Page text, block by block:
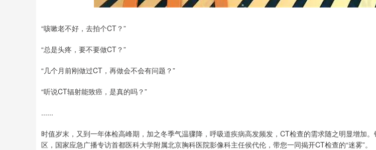
“咳嗽老不好，去拍个CT？”
“总是头疼，要不要做CT？”
“几个月前刚做过CT，再做会不会有问题？”
“听说CT辐射能致癌，是真的吗？”
......
时值岁末，又到一年体检高峰期，加之冬季气温骤降，呼吸道疾病高发频发，CT检查的需求随之明显增加
区，国家应急广播专访首都医科大学附属北京胸科医院影像科主任侯代伦，带您一同揭开CT检查的“迷雾”。